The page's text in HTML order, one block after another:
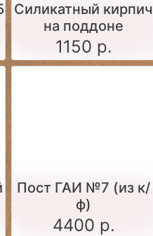
Силикатный кирпич
на поддоне
1150 р.
Пост ГАИ №7 (из к/
ф)
4400 р.